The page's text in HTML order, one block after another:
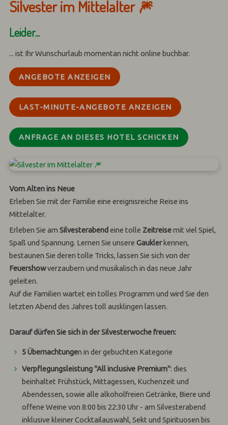
Silvester im Mittelalter 🎆
Leider...
... ist Ihr Wunschurlaub momentan nicht online buchbar.
ANGEBOTE ANZEIGEN
LAST-MINUTE-ANGEBOTE ANZEIGEN
ANFRAGE AN DIESES HOTEL SCHICKEN
Vom Alten ins Neue
Erleben Sie mit der Familie eine ereignisreiche Reise ins
Mittelalter.
Erleben Sie amSilvesterabend eine tolle Zeitreisemit viel Spiel,
Spaß und Spannung. Lernen Sie unsereGauklerkennen,
bestaunen Sie deren tolle Tricks, lassen Sie sich von der
Feuershowverzaubern und musikalisch in das neue Jahr
geleiten.
Auf die Familien wartet ein tolles Programm und wird Sie den
letzten Abend des Jahres toll ausklingen lassen.
Darauf dürfen Sie sich in der Silvesterwoche freuen:
5 Übernachtungen in der gebuchten Kategorie
Verpflegungsleistung "All inclusive Premium": dies
beinhaltet Frühstück, Mittagessen, Kuchenzeit und
Abendessen, sowie alle alkoholfreien Getränke, Biere und
offene Weine von 8:00 bis 22:30 Uhr - am Silvesterabend
inklusive kleiner Cocktailauswahl, Sekt und Spirituosen bis